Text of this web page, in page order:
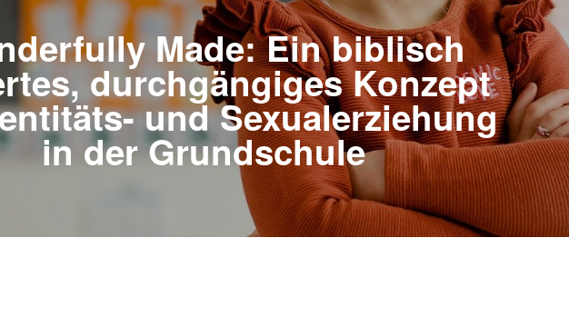
Made: Ein biblisch
durchgängiges Konzept
und Sexualerziehung
in der Grundschule